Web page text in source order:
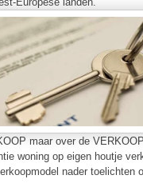
maar over de
woning op eigen houtje
nader toelichten